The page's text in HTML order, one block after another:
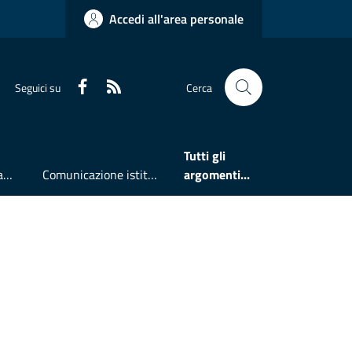
Accedi all'area personale
Seguici su Faceboook Cerca
Accesso all'informazione Comunicazione istituzionale
Tutti gli
argomenti...